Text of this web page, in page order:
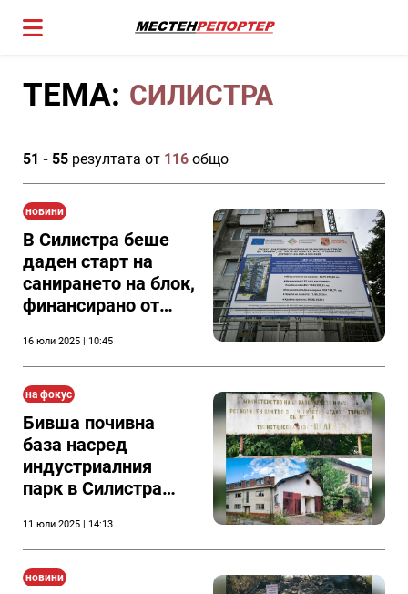
ТЕМА: СИЛИСТРА
51 - 55 резултата от 116 общо
новини
В Силистра беше
даден старт на
санирането на блок,
финансирано от
16 юли 2025 | 10:45
на фокус
Бивша почивна
база насред
индустриалния
парк в Силистра
стане собственост
на инвеститор
11 юли 2025 | 14:13
новини